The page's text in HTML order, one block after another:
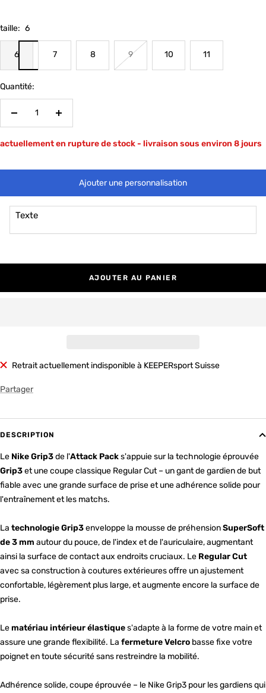
taille: 6
6 7 8 9 10 11
Quantité:
Réduire
quantité
Augmenter
quantité
actuellement en rupture de stock - livraison sous environ 8 jours
Ajouter une personnalisation
Texte
AJOUTER AU PANIER
Retrait actuellement indisponible à KEEPERsport Suisse
Partager
DESCRIPTION
Le Nike Grip3de l'Attack Packs'appuie sur la technologie éprouvée
Grip3et une coupe classique Regular Cut – un gant de gardien de but
fiable avec une grande surface de prise et une adhérence solide pour
l'entraînement et les matchs.
La technologie Grip3enveloppe la mousse de préhensionSuperSoft
de 3 mm autour du pouce, de l'index et de l'auriculaire, augmentant
ainsi la surface de contact aux endroits cruciaux. Le Regular Cut
avec sa construction à coutures extérieures offre un ajustement
confortable, légèrement plus large, et augmente encore la surface de
prise.
Lematériau intérieur élastiques'adapte à la forme de votre main et
assure une grande flexibilité. La fermeture Velcro basse fixe votre
poignet en toute sécurité sans restreindre la mobilité.
Adhérence solide, coupe éprouvée – le Nike Grip3 pour les gardiens qui